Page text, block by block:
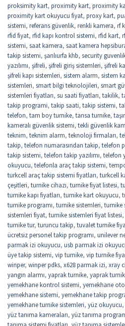
proksimity kart, proximity kart, proximity
proximity kart okuyucu fiyat, proxy kart,
sistemi, referans güvenlik, renkli kamera, rf
rfid fiyat, rfid kapı kontrol sistemi, rfid kart,
sistemi, saat kamera, saat kamera
takip sistemi, şanlıurfa khb, security
yazılımı, şifreli, şifreli giriş sistemleri, şifreli
şifreli kapı sistemleri, sistem alarm, sistem
sistemleri, smart bilgi teknolojileri, smart
sistemleri fiyatları, su saati fiyatları, takilik,
takip programi, takip saati, takip sistemi,
telefon, tam boy turnike, tansa turnike,
kameralı güvenlik sistemi, tekli güvenlik
teknim, teknim alarm, teknoloji firmaları,
takip, telefon numarasından takip, telefon
takip sistemi, telefon takip yazılımı, telefon
okuyucu, telefonla araç takip sistemi,
turkcell araç takip sistemi fiyatları, turkcell
çeşitleri, turnike cihazı, turnike fiyat listesi,
turnike kapı fiyatları, turnike kart okuyucu,
turnike programı, turnike sistemleri, turnike
sistemleri fiyat, turnike sistemleri fiyat listesi,
turnike tur, turuncu takip, tuvalet turnike
ücretsiz personel takip programı, unilever
parmak izi okuyucu, usb parmak izi
üye takip sistemi, vip turnike, vip turnike
winper, winper pdks, x628 parmak izi, xray
yangın alarmı, yaprak turnike, yaprak
yemekhane kontrol sistemi, yemekhane
yemekhane sistemi, yemekhane takip
yemekhane turnike sistemleri, yüz okuyucu,
yüz tanıma kameraları, yüz tanıma